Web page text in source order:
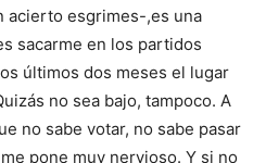
acierto esgrimes-,es una
sacarme en los partidos
últimos dos meses el lugar
no sea bajo, tampoco. A
no sabe votar, no sabe pasar
pone muy nervioso. Y si no